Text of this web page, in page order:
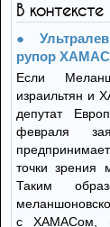
В контексте
рупор
Если
израильтян и
депутат
февраля
точки зрения
Таким
с ХАМАСом, и